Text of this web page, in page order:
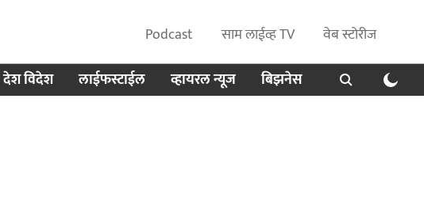
Podcast साम लाईव्ह TV
वेब स्टोरीज
देश विदेश लाईफस्टाईल व्हायरल न्यूज बिझनेस